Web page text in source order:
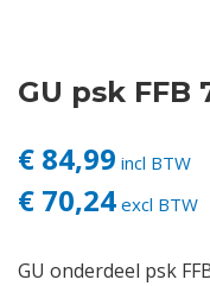
Vacatures
GU psk FFB
€ 84,99 incl BTW
€ 70,24 excl BTW
GU onderdeel psk